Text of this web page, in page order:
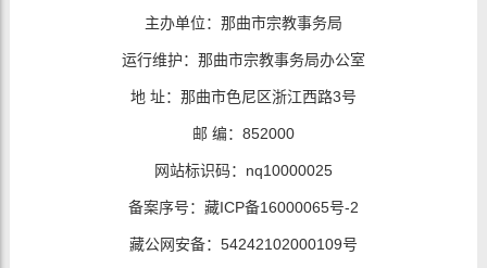
主办单位：那曲市宗教事务局
运行维护：那曲市宗教事务局办公室
地 址：那曲市色尼区浙江西路3号
邮 编：852000
网站标识码：nq10000025
备案序号： 藏ICP备16000065号-2
藏公网安备： 54242102000109号